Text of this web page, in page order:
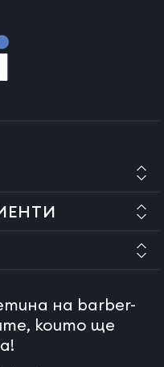
на barber-
които ще